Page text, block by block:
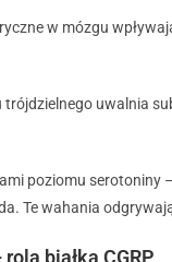
w mózgu
uwalnia
poziomu serotoniny
Te wahania
białka CGRP